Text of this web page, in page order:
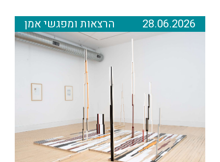
28.06.2026 הרצאות ומפגשי אמן